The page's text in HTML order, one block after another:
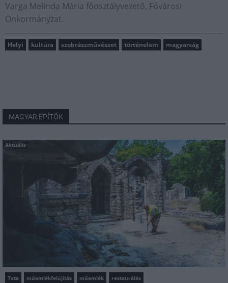
Varga Melinda Mária főosztályvezető, Fővárosi
Önkormányzat.
Helyi kultúra szobrászművészet történelem magyarság
MAGYAR ÉPÍTŐK
Aktuális
Tata műemlékfelújítás műemlék restaurálás